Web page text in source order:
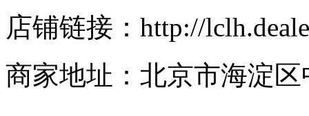
店铺链接：http://
商家地址：北京市海淀